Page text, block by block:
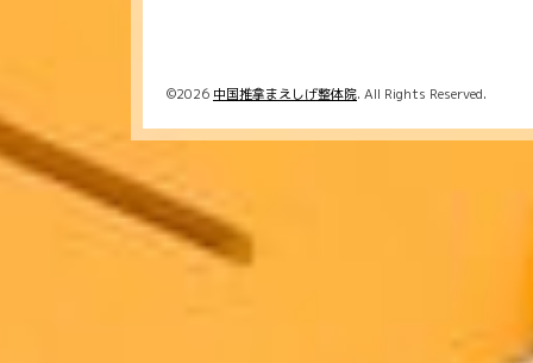
©2026 中国推拿まえしげ整体院. All Rights Reserved.